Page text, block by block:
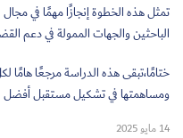
تمثل هذه الخطوة إنجازًا مهمًا في
الباحثين والجهات الممولة في دعم
ختامًا،تبقى هذه الدراسة مرجعًا هامًا
ومساهمتها في تشكيل مستقبل أفضل
14 مايو 2025